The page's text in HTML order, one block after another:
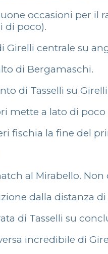
buone occasioni per
di poco).
Girelli centrale su
di Bergamaschi.
di Tasselli su
mette a lato di
fischia la fine del
al Mirabello.
dalla distanza di
di Tasselli su
incredibile di